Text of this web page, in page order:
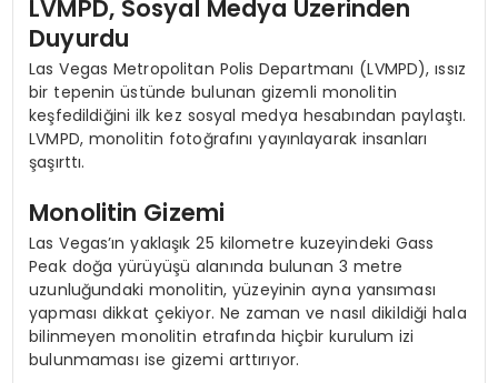
LVMPD, Sosyal Medya Üzerinden
Duyurdu
Las Vegas Metropolitan Polis Departmanı (LVMPD), ıssız
bir tepenin üstünde bulunan gizemli monolitin
keşfedildiğini ilk kez sosyal medya hesabından paylaştı.
LVMPD, monolitin fotoğrafını yayınlayarak insanları
şaşırttı.
Monolitin Gizemi
Las Vegas’ın yaklaşık 25 kilometre kuzeyindeki Gass
Peak doğa yürüyüşü alanında bulunan 3 metre
uzunluğundaki monolitin, yüzeyinin ayna yansıması
yapması dikkat çekiyor. Ne zaman ve nasıl dikildiği hala
bilinmeyen monolitin etrafında hiçbir kurulum izi
bulunmaması ise gizemi arttırıyor.